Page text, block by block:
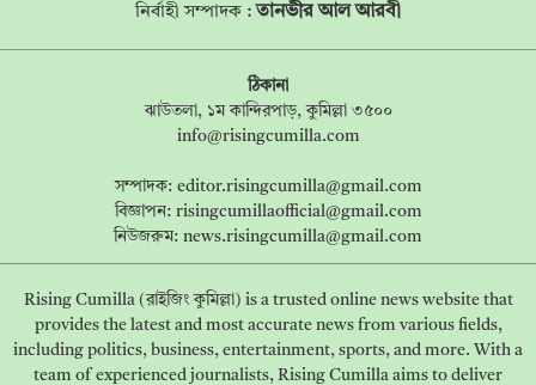
নির্বাহী সম্পাদক : তানভীর আল আরবী
ঠিকানা
ঝাউতলা, ১ম কান্দিরপাড়, কুমিল্লা ৩৫০০
info@risingcumilla.com
সম্পাদক: editor.risingcumilla@gmail.com
বিজ্ঞাপন: risingcumillaofficial@gmail.com
নিউজরুম: news.risingcumilla@gmail.com
Rising Cumilla (রাইজিং কুমিল্লা) is a trusted online news website that
provides the latest and most accurate news from various fields,
including politics, business, entertainment, sports, and more. With a
team of experienced journalists, Rising Cumilla aims to deliver